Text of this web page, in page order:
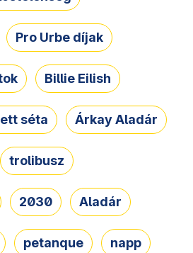
Pro Urbe díjak
Billie Eilish
séta Árkay Aladár
trolibusz
2030 Aladár
petanque napp